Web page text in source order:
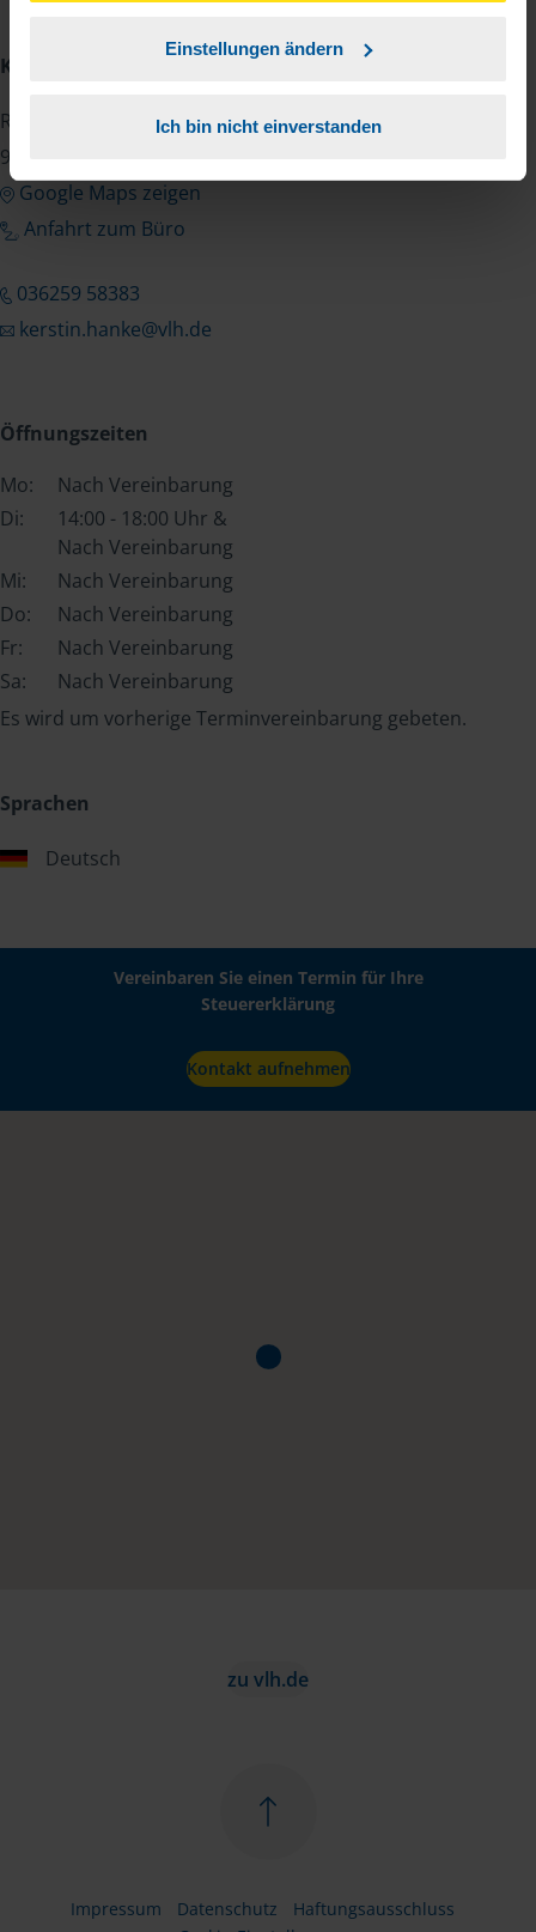
Einstellungen ändern
Ich bin nicht einverstanden
Kontakt
Reinhardsbrunner Straße 73
99891 Tabarz
Google Maps zeigen
Anfahrt zum Büro
036259 58383
kerstin.hanke@vlh.de
Öffnungszeiten
Mo:
Nach Vereinbarung
Di:
14:00 - 18:00 Uhr &
Nach Vereinbarung
Mi:
Nach Vereinbarung
Do:
Nach Vereinbarung
Fr:
Nach Vereinbarung
Sa:
Nach Vereinbarung
Es wird um vorherige Terminvereinbarung gebeten.
Sprachen
Deutsch
Vereinbaren Sie einen Termin für Ihre
Steuererklärung
Kontakt aufnehmen
zu vlh.de
Impressum Datenschutz
Haftungsausschluss